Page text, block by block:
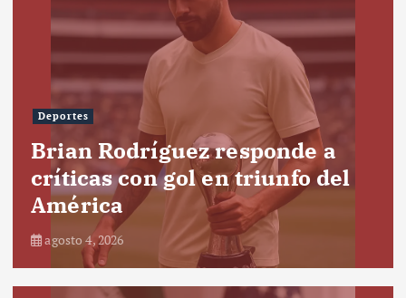
Deportes
Brian Rodríguez responde a
críticas con gol en triunfo del
América
agosto 4, 2026